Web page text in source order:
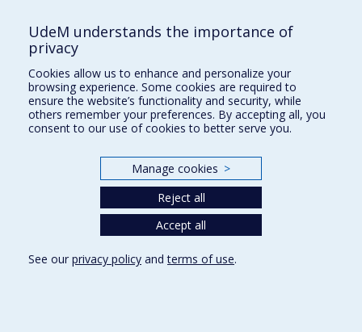
Comment soutenir le Département?
BESOIN D'AIDE?
Plan du site
Signaler une erreur
Accessibilité
Nos départements et écoles
UdeM understands the importance of
privacy
Cookies allow us to enhance and personalize your
browsing experience. Some cookies are required to
ensure the website’s functionality and security, while
others remember your preferences. By accepting all, you
consent to our use of cookies to better serve you.
Manage cookies >
Reject all
Accept all
See our privacy policy andterms of use.